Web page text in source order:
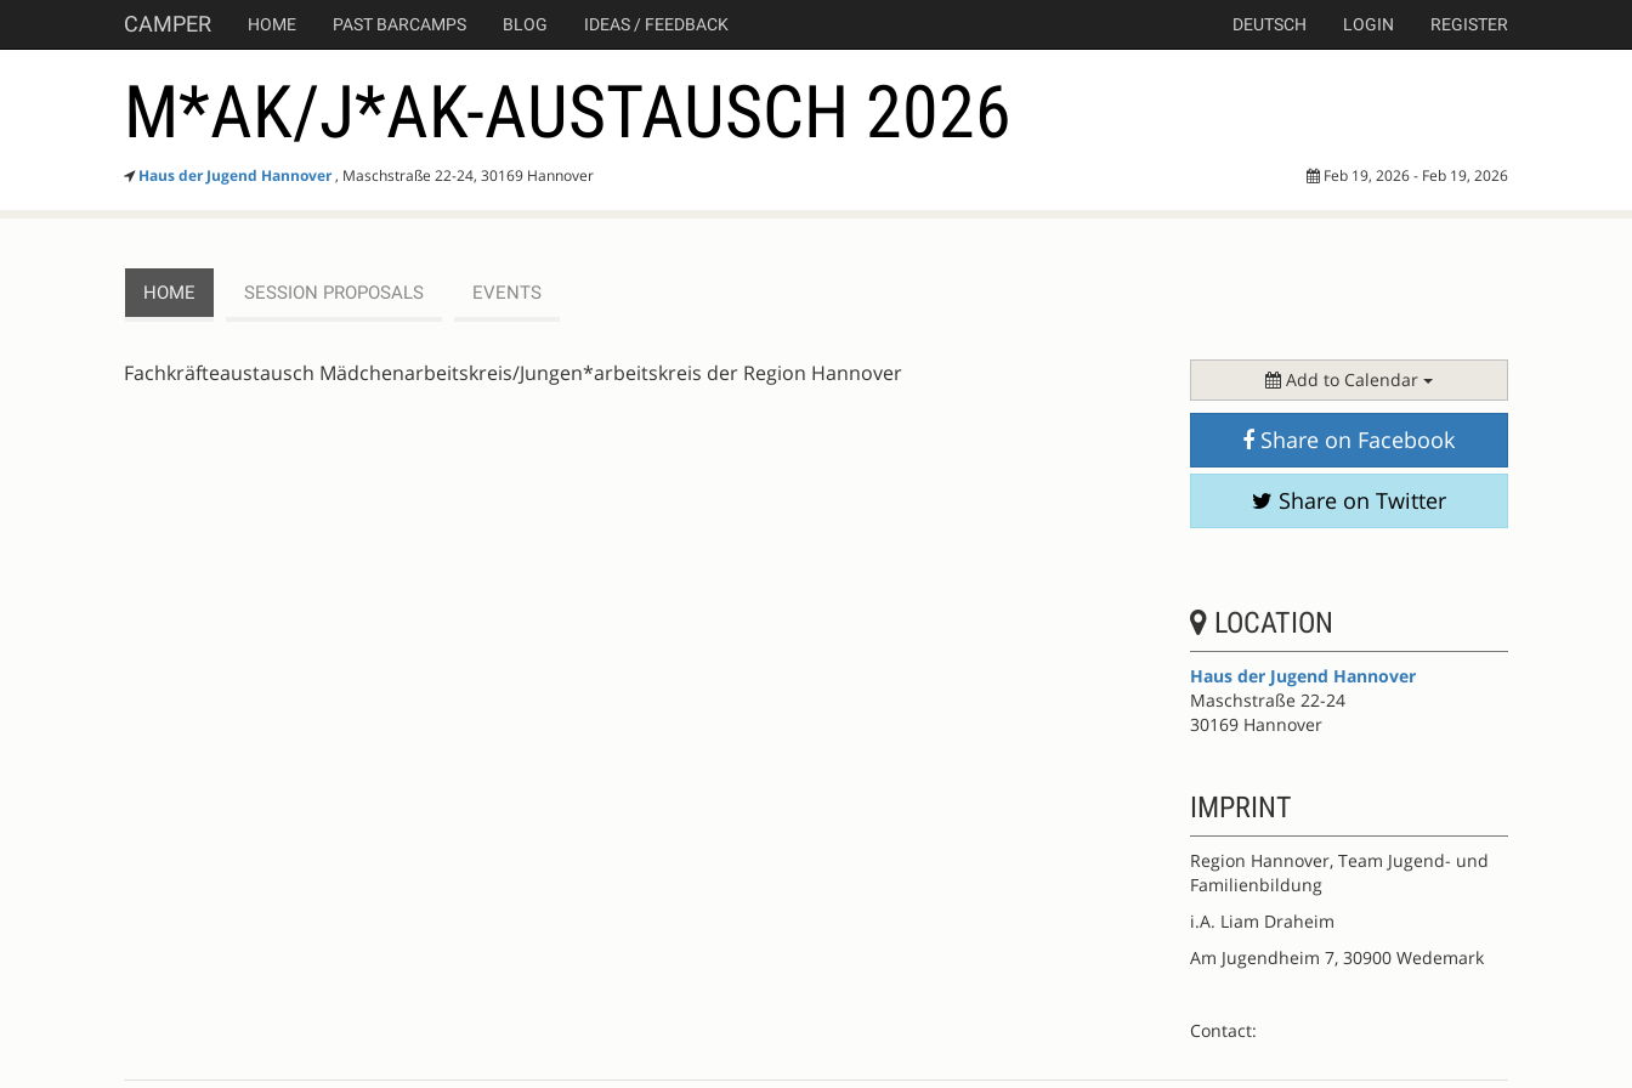
CAMPER HOME PAST BARCAMPS BLOG IDEAS / FEEDBACK DEUTSCH LOGIN REGISTER
M*AK/J*AK-AUSTAUSCH 2026
Haus der Jugend Hannover, Maschstraße 22-24, 30169 Hannover Feb 19, 2026 - Feb 19, 2026
HOME SESSION PROPOSALS EVENTS
DESCRIPTION
Fachkräfteaustausch Mädchenarbeitskreis/Jungen*arbeitskreis der Region Hannover Add to Calendar
Share on Facebook
Share on Twitter
LOCATION
Haus der Jugend Hannover
Maschstraße 22-24
30169 Hannover
IMPRINT
Region Hannover, Team Jugend- und
Familienbildung
i.A. Liam Draheim
Am Jugendheim 7, 30900 Wedemark
Contact: